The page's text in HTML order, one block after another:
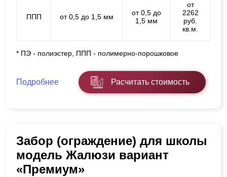
ППП от 0,5 до 1,5 мм
от 0,5 до
1,5 мм
от
2262
руб.
кв.м.
* ПЭ - полиэстер, ППП - полимерно-порошковое
Подробнее Расчитать стоимость
Забор (ограждение) для школы
модель Жалюзи вариант
«Премиум»